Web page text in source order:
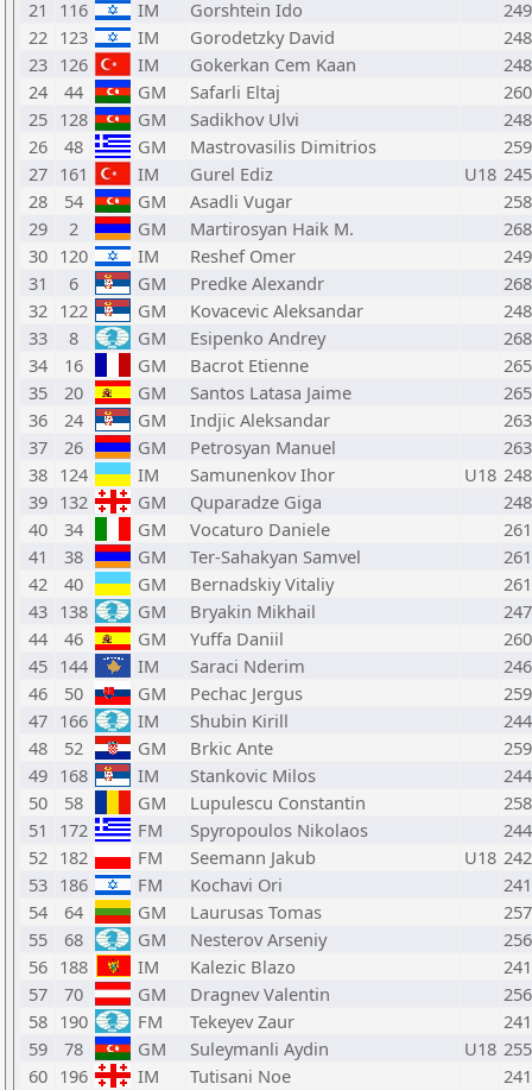
21
116 IM Gorshtein Ido
22 123 IM Gorodetzky David
23 126 IM Gokerkan Cem Kaan
24
44 GM Safarli Eltaj
25 128 GM Sadikhov Ulvi
26
48 GM Mastrovasilis Dimitrios
27 161 IM Gurel Ediz U18
28
54 GM Asadli Vugar
29
2 GM Martirosyan Haik M.
30 120 IM Reshef Omer
31
6 GM Predke Alexandr
32 122 GM Kovacevic Aleksandar
33
8 GM Esipenko Andrey
34
16 GM Bacrot Etienne
35
20 GM Santos Latasa Jaime
36
24 GM Indjic Aleksandar
37
26 GM Petrosyan Manuel
38 124 IM Samunenkov Ihor U18
39 132 GM Quparadze Giga
40
34 GM Vocaturo Daniele
41
38 GM Ter-Sahakyan Samvel
42
40 GM Bernadskiy Vitaliy
43 138 GM Bryakin Mikhail
44
46 GM Yuffa Daniil
45 144 IM Saraci Nderim
46
50 GM Pechac Jergus
47 166 IM Shubin Kirill
48
52 GM Brkic Ante
49 168 IM Stankovic Milos
50
58 GM Lupulescu Constantin
51
172 FM Spyropoulos Nikolaos
52 182 FM Seemann Jakub U18
53 186 FM Kochavi Ori
54
64 GM Laurusas Tomas
55
68 GM Nesterov Arseniy
56 188 IM Kalezic Blazo
57
70 GM Dragnev Valentin
58 190 FM Tekeyev Zaur
59
78 GM Suleymanli Aydin U18
60 196 IM Tutisani Noe